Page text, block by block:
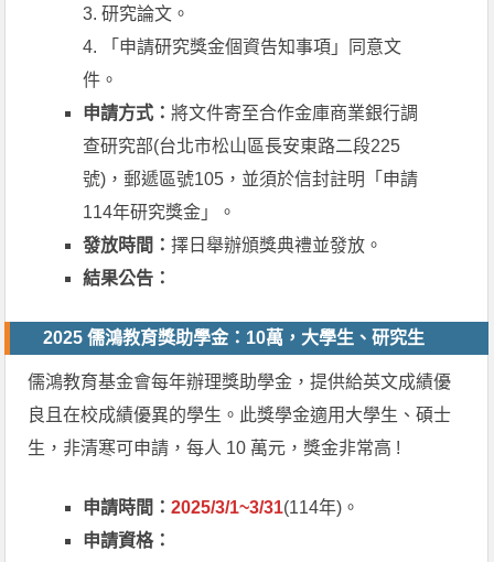
3. 研究論文。
4. 「申請研究獎金個資告知事項」同意文
件。
申請方式：將文件寄至合作金庫商業銀行調
查研究部(台北市松山區長安東路二段225
號)，郵遞區號105，並須於信封註明「申請
114年研究獎金」。
發放時間：擇日舉辦頒獎典禮並發放。
結果公告：
2025 儒鴻教育獎助學金：10萬，大學生、研究生
儒鴻教育基金會每年辦理獎助學金，提供給英文成績優
良且在校成績優異的學生。此獎學金適用大學生、碩士
生，非清寒可申請，每人 10 萬元，獎金非常高 !
申請時間：2025/3/1~3/31(114年)。
申請資格：